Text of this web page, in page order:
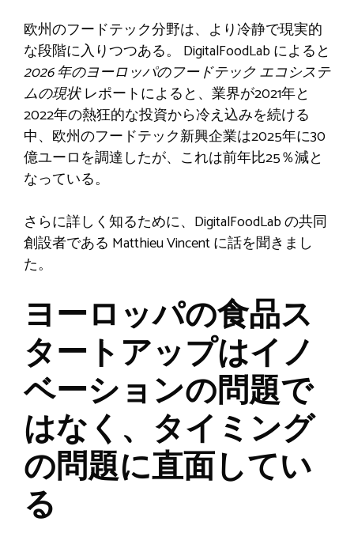
欧州のフードテック分野は、より冷静で現実的
な段階に入りつつある。 DigitalFoodLab によると
2026 年のヨーロッパのフードテック エコシステ
ムの現状レポートによると、業界が2021年と
2022年の熱狂的な投資から冷え込みを続ける
中、欧州のフードテック新興企業は2025年に30
億ユーロを調達したが、これは前年比25％減と
なっている。
さらに詳しく知るために、DigitalFoodLab の共同
創設者である Matthieu Vincent に話を聞きまし
た。 ​
ヨーロッパの食品ス
タートアップはイノ
ベーションの問題で
はなく、タイミング
の問題に直面してい
る